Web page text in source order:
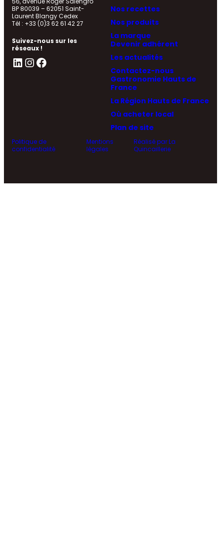
Nos recettes
Nos produits
La marque
Devenir adhérent
Les actualités
Contactez-nous
Gastronomie Hauts de
France
La Région Hauts de France
Où acheter local
Plan de site
BP 80039 – 62051 Saint-
Laurent Blangy Cedex
Tél : +33 (0)3 62 61 42 27
Suivez-nous sur les
réseaux !
LinkedIn InstagramFacebook
Politique de
confidentialité
Mentions
légales
Réalisé par La
Quincaillerie